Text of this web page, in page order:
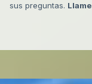
sus preguntas.